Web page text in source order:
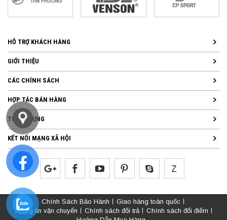
HỖ TRỢ KHÁCH HÀNG
GIỚI THIỆU
CÁC CHÍNH SÁCH
HỢP TÁC BÁN HÀNG
TUYỂN DỤNG
KẾT NỐI MẠNG XÃ HỘI
Chính Sách Bảo Hành
Giao hàng toàn quốc
Thông tin vận chuyển
Chính sách đổi trả
Chính sách đổi điểm